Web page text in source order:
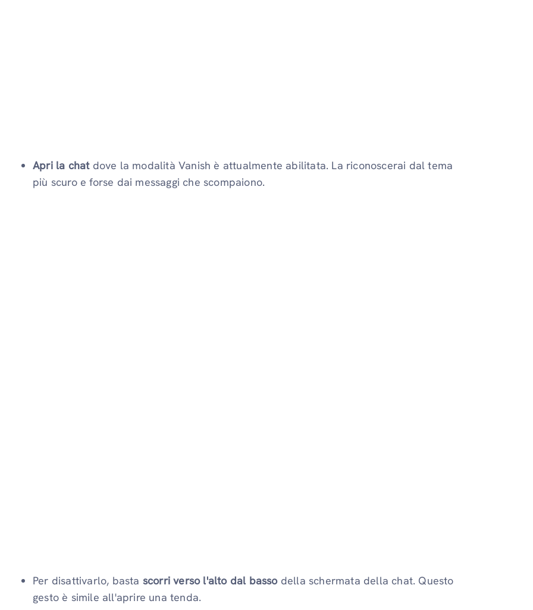
Apri la chat dove la modalità Vanish è attualmente abilitata. La riconoscerai dal tema
più scuro e forse dai messaggi che scompaiono.
Per disattivarlo, basta scorri verso l'alto dal bassodella schermata della chat. Questo
gesto è simile all'aprire una tenda.